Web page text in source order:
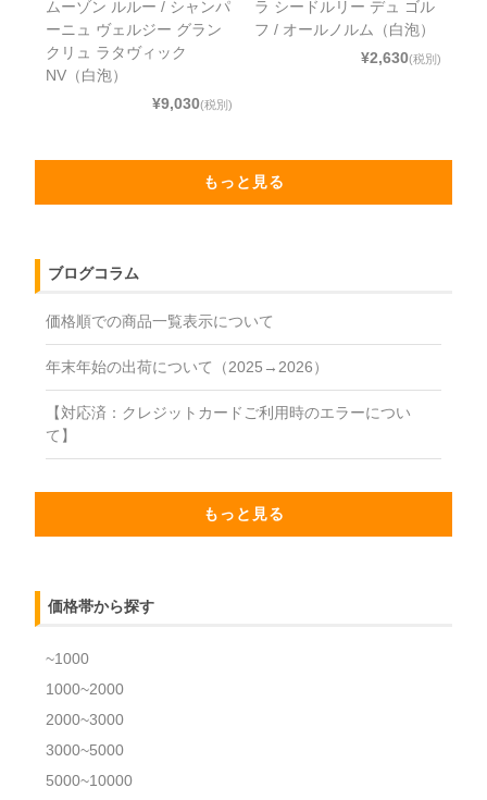
ムーゾン ルルー / シャンパ
ーニュ ヴェルジー グラン
クリュ ラタヴィック
NV（白泡）
¥9,030(税別)
ラ シードルリー デュ ゴル
フ / オールノルム（白泡）
¥2,630(税別)
もっと見る
ブログコラム
価格順での商品一覧表示について
年末年始の出荷について（2025→2026）
【対応済：クレジットカードご利用時のエラーについ
て】
もっと見る
価格帯から探す
~1000
1000~2000
2000~3000
3000~5000
5000~10000